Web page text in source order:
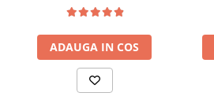
ADAUGA IN COS